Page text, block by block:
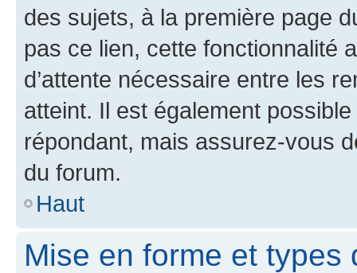
des sujets, à la première page
pas ce lien, cette fonctionnalité
d’attente nécessaire entre les
atteint. Il est également
répondant, mais assurez-vous
du forum.
Haut
Mise en forme et types